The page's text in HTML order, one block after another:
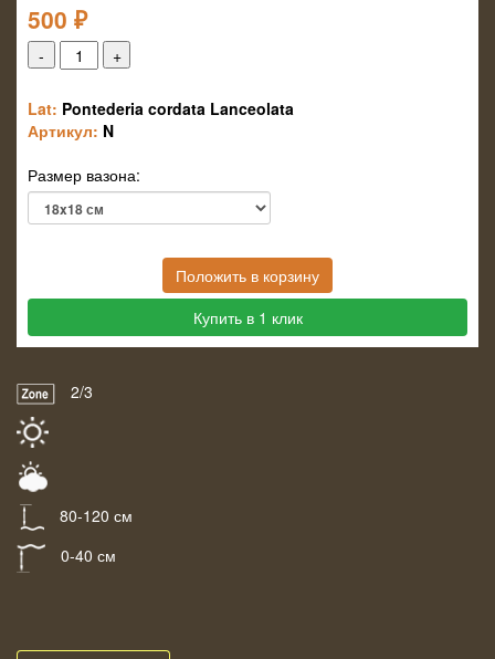
500 ₽
Lat: Pontederia cordata Lanceolata
Артикул: N
Размер вазона:
Положить в корзину
Купить в 1 клик
2/3
80-120 см
0-40 см